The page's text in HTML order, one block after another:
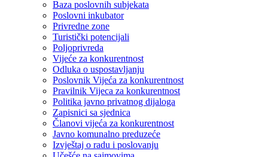
Baza poslovnih subjekata
Poslovni inkubator
Privredne zone
Turistički potencijali
Poljoprivreda
Vijeće za konkurentnost
Odluka o uspostavljanju
Poslovnik Vijeća za konkurentnost
Pravilnik Vijeca za konkurentnost
Politika javno privatnog dijaloga
Zapisnici sa sjednica
Članovi vijeća za konkurentnost
Javno komunalno preduzeće
Izvještaj o radu i poslovanju